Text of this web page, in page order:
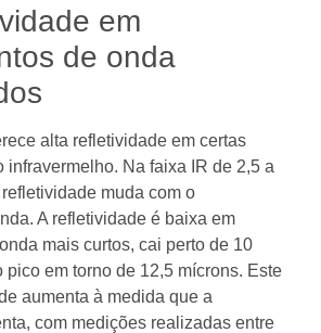
em
de onda
alta refletividade em certas
infravermelho. Na faixa IR de 2,5 a
muda com o
A refletividade é baixa em
mais curtos, cai perto de 10
pico em torno de 12,5 mícrons. Este
aumenta à medida que a
com medições realizadas entre